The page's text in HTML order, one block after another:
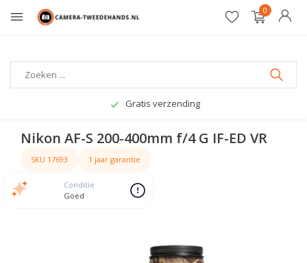
0
Gratis verzending
Nikon AF-S 200-400mm f/4 G IF-ED VR
SKU 17693 1 jaar garantie
Conditie
Goed